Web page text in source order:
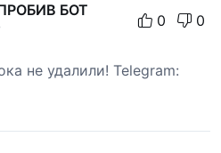
БОТ
0 0
не удалили! Telegram: